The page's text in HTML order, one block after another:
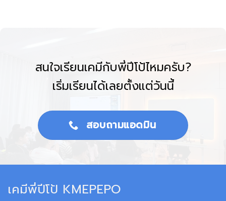
สนใจเรียนเคมีกับพี่ปีโป้ไหมครับ?
เริ่มเรียนได้เลยตั้งแต่วันนี้
สอบถามแอดมิน
เคมีพี่ปีโป้ KMEPEPO